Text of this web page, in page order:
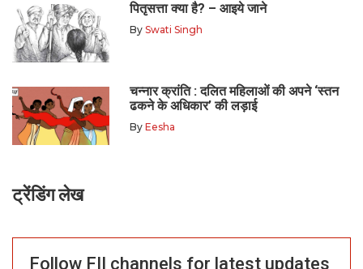
पितृसत्ता क्या है? – आइये जाने
By Swati Singh
चन्नार क्रांति : दलित महिलाओं की अपने ‘स्तन
ढकने के अधिकार’ की लड़ाई
By Eesha
ट्रेंडिंग लेख
Follow FII channels for latest updates